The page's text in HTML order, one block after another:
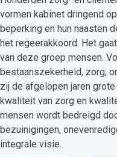
vormen kabinet dringend
beperking en hun naasten
het regeerakkoord. Het
van deze groep mensen.
bestaanszekerheid, zorg,
zij de afgelopen jaren
kwaliteit van zorg en
mensen wordt bedreigd
bezuinigingen,
integrale visie.